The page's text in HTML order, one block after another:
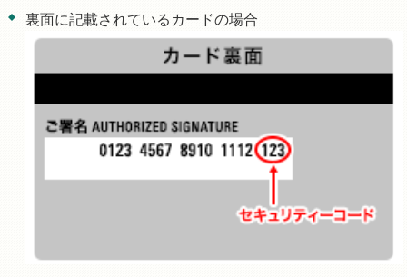
裏面に記載されているカードの場合